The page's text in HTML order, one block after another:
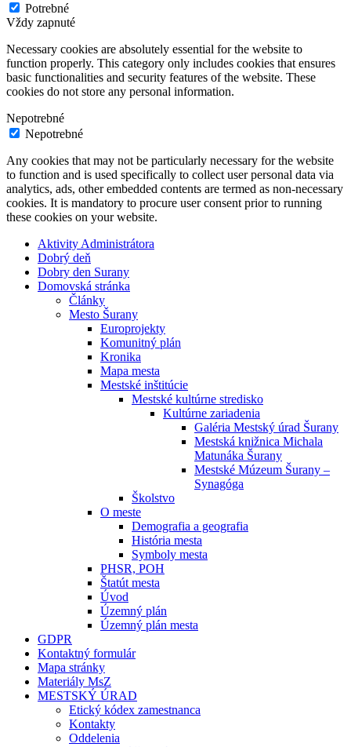
Potrebné
Vždy zapnuté
Necessary cookies are absolutely essential for the website to
function properly. This category only includes cookies that ensures
basic functionalities and security features of the website. These
cookies do not store any personal information.
Nepotrebné
Nepotrebné
Any cookies that may not be particularly necessary for the website
to function and is used specifically to collect user personal data via
analytics, ads, other embedded contents are termed as non-necessary
cookies. It is mandatory to procure user consent prior to running
these cookies on your website.
Aktivity Administrátora
Dobrý deň
Dobry den Surany
Domovská stránka
Články
Mesto Šurany
Europrojekty
Komunitný plán
Kronika
Mapa mesta
Mestské inštitúcie
Mestské kultúrne stredisko
Kultúrne zariadenia
Galéria Mestský úrad Šurany
Mestská knižnica Michala
Matunáka Šurany
Mestské Múzeum Šurany –
Synagóga
Školstvo
O meste
Demografia a geografia
História mesta
Symboly mesta
PHSR, POH
Štatút mesta
Úvod
Územný plán
Územný plán mesta
GDPR
Kontaktný formulár
Mapa stránky
Materiály MsZ
MESTSKÝ ÚRAD
Etický kódex zamestnanca
Kontakty
Oddelenia